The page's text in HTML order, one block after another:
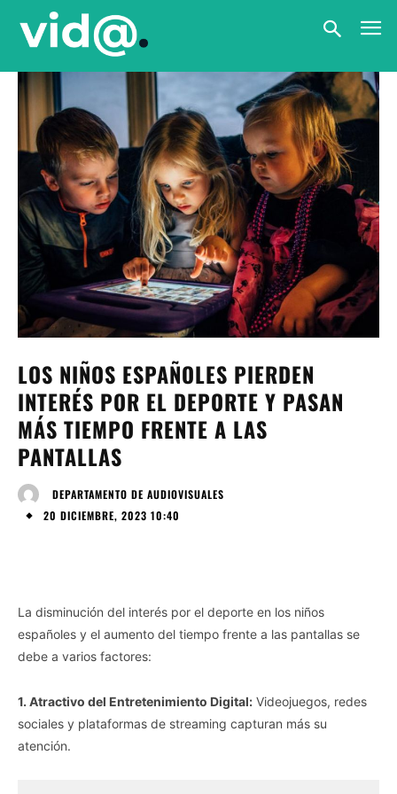
LOS NIÑOS ESPAÑOLES PIERDEN
INTERÉS POR EL DEPORTE Y PASAN
MÁS TIEMPO FRENTE A LAS
PANTALLAS
DEPARTAMENTO DE AUDIOVISUALES
20 DICIEMBRE, 2023 10:40
La disminución del interés por el deporte en los niños
españoles y el aumento del tiempo frente a las pantallas se
debe a varios factores:
1. Atractivo del Entretenimiento Digital: Videojuegos, redes
sociales y plataformas de streaming capturan más su
atención.